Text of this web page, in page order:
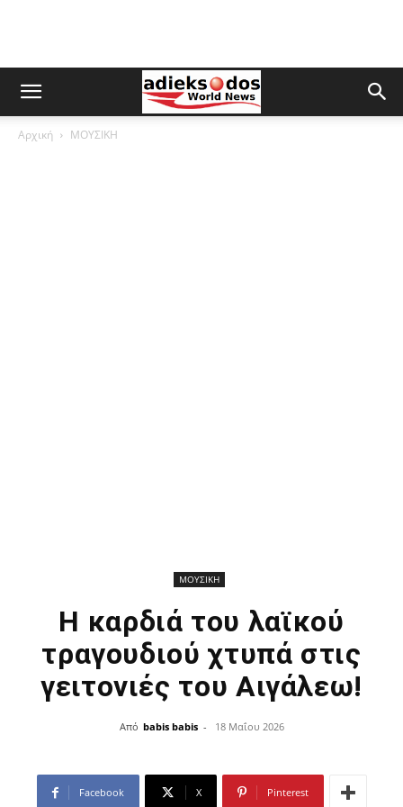
Αρχική ΜΟΥΣΙΚΗ
ΜΟΥΣΙΚΗ
Η καρδιά του λαϊκού
τραγουδιού χτυπά στις
γειτονιές του Αιγάλεω!
Από babis babis - 18 Μαΐου 2026
Facebook X Pinterest